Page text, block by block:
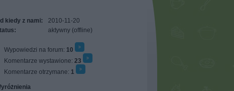
kiedy z nami:
2010-11-20
aktywny (offline)
Wypowiedzi na forum: 10
Komentarze wystawione: 23
Komentarze otrzymane: 1